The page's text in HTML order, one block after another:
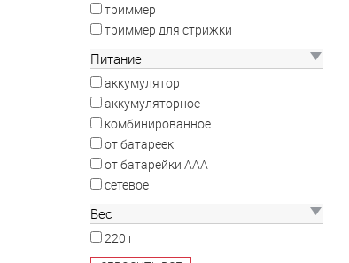
триммер
триммер для стрижки
Питание
аккумулятор
аккумуляторное
комбинированное
от батареек
от батарейки ААА
сетевое
Вес
220 г